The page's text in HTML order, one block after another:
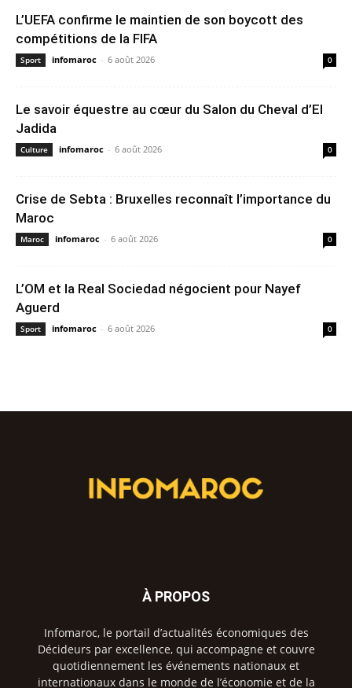
L’UEFA confirme le maintien de son boycott des
compétitions de la FIFA
Sport infomaroc - 6 août 2026 0
Le savoir équestre au cœur du Salon du Cheval d’El
Jadida
Culture infomaroc - 6 août 2026 0
Crise de Sebta : Bruxelles reconnaît l’importance du
Maroc
Maroc infomaroc - 6 août 2026 0
L’OM et la Real Sociedad négocient pour Nayef
Aguerd
Sport infomaroc - 6 août 2026 0
À PROPOS
Infomaroc, le portail d’actualités économiques des
Décideurs par excellence, qui accompagne et couvre
quotidiennement les événements nationaux et
internationaux dans le monde de l’économie et de la